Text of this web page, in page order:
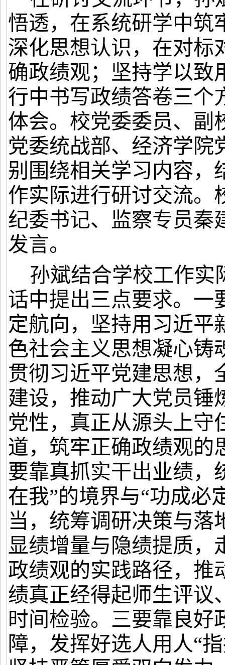
悟透，在系统研学中筑
深化思想认识，在对标
确政绩观；坚持学以致
行中书写政绩答卷三个
体会。校党委委员、副
党委统战部、经济学院
别围绕相关学习内容，
作实际进行研讨交流。
纪委书记、监察专员秦
发言。
孙斌结合学校工作实
话中提出三点要求。一
定航向，坚持用习近平
色社会主义思想凝心铸
贯彻习近平党建思想，
建设， 推动广大党员锤
党性，真正从源头上守
道， 筑牢正确政绩观的
要靠真抓实干出业绩，
在我”的境界与“功成必
当，统筹调研决策与落
显绩增量与隐绩提质，
政绩观的实践路径， 推
绩真正经得起师生评议
时间检验。三要靠良好
障，发挥好选人用人“